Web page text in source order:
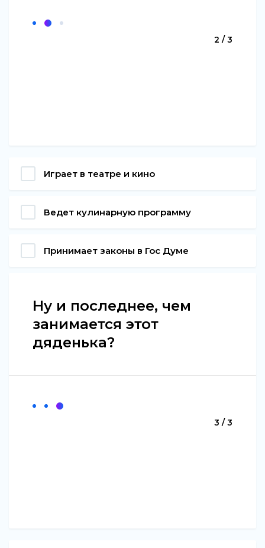
2 / 3
Играет в театре и кино
Ведет кулинарную программу
Принимает законы в Гос Думе
Ну и последнее, чем
занимается этот
дяденька?
3 / 3